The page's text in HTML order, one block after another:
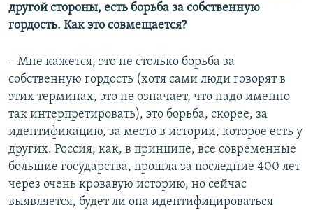
другой стороны, есть борьба за собственную
гордость. Как это совмещается?
– Мне кажется, это не столько борьба за
собственную гордость (хотя сами люди говорят в
этих терминах, это не означает, что надо именно
так интерпретировать), это борьба, скорее, за
идентификацию, за место в истории, которое есть у
других. Россия, как, в принципе, все современные
большие государства, прошла за последние 400 лет
через очень кровавую историю, но сейчас
выявляется, будет ли она идентифицироваться